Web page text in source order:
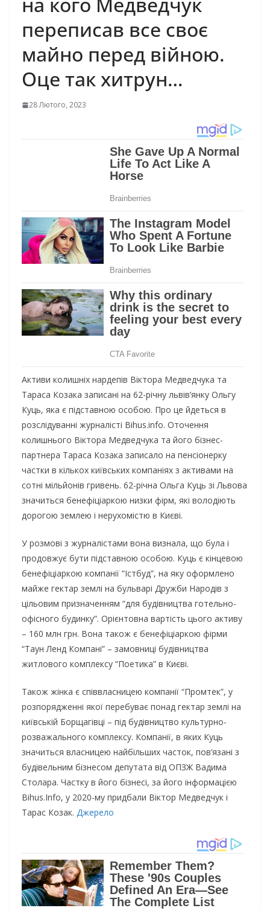
переписав все своє
майно перед війною.
Оце так хитрун…
28 Лютого, 2023
Активи колишніх нардепів Віктора Медведчука та
Тараса Козака записані на 62-річну львів’янку Ольгу
Куць, яка є підставною особою. Про це йдеться в
розслідуванні журналісті Bihus.info. Оточення
колишнього Віктора Медведчука та його бізнес-
партнера Тараса Козака записало на пенсіонерку
частки в кількох київських компаніях з активами на
сотні мільйонів гривень. 62-річна Ольга Куць зі Львова
значиться бенефіціаркою низки фірм, які володіють
дорогою землею і нерухомістю в Києві.
У розмові з журналістами вона визнала, що була і
продовжує бути підставною особою. Куць є кінцевою
бенефіціаркою компанії “Істбуд”, на яку оформлено
майже гектар землі на бульварі Дружби Народів з
цільовим призначенням “для будівництва готельно-
офісного будинку”. Орієнтовна вартість цього активу
– 160 млн грн. Вона також є бенефіціаркою фірми
“Таун Ленд Компані” – замовниці будівництва
житлового комплексу “Поетика” в Києві.
Також жінка є співвласницею компанії “Промтек”, у
розпорядженні якої перебуває понад гектар землі на
київській Борщагівці – під будівництво культурно-
розважального комплексу. Компанії, в яких Куць
значиться власницею найбільших часток, пов’язані з
будівельним бізнесом депутата від ОПЗЖ Вадима
Столара. Частку в його бізнесі, за його інформацією
Bihus.Info, у 2020-му придбали Віктор Медведчук і
Тарас Козак. Джерело